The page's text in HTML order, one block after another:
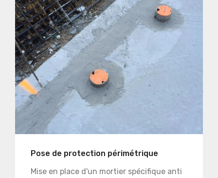
Pose de protection périmétrique
Mise en place d'un mortier spécifique anti